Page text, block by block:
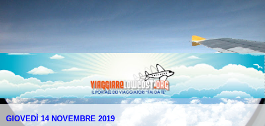
GIOVEDÌ 14 NOVEMBRE 2019